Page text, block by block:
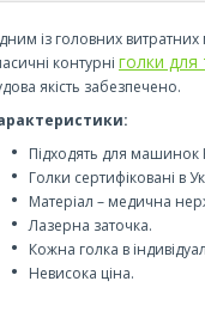
із головних витратних
контурні голки для
якість забезпечено.
Підходять для машинок
Голки сертифіковані в
Матеріал – медична
Лазерна заточка.
Кожна голка в
Невисока ціна.